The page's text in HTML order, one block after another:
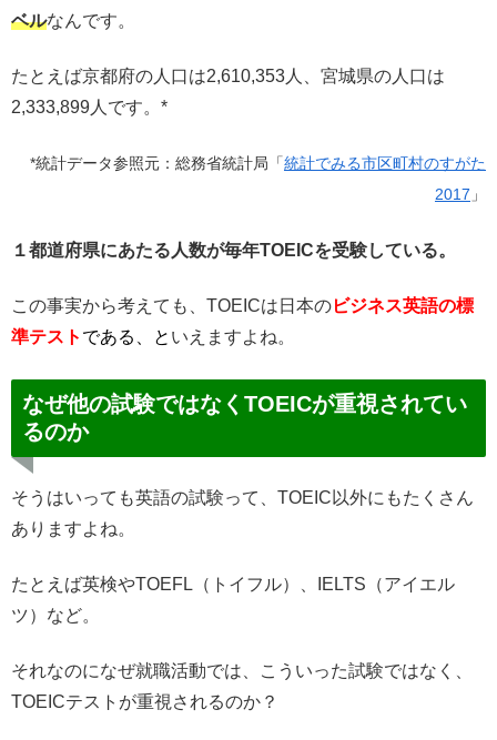
ベルなんです。
たとえば京都府の人口は2,610,353人、宮城県の人口は
2,333,899人です。*
*統計データ参照元：総務省統計局「統計でみる市区町村のすがた
2017 」
１都道府県にあたる人数が毎年TOEICを受験している。
この事実から考えても、TOEICは日本のビジネス英語の標
準テスト である、と いえますよね。
なぜ他の試験ではなくTOEICが重視されてい
るのか
そうはいっても英語の試験って、TOEIC以外にもたくさん
ありますよね。
たとえば英検やTOEFL（トイフル）、IELTS（アイエル
ツ）など。
それなのになぜ就職活動では、こういった試験ではなく、
TOEICテストが重視されるのか？